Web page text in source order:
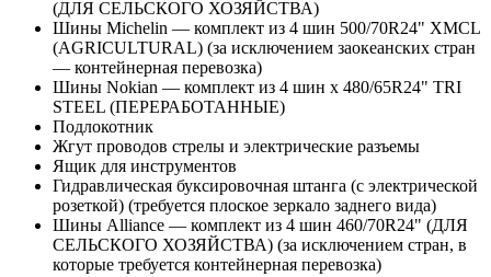
(ДЛЯ СЕЛЬСКОГО ХОЗЯЙСТВА)
Шины Michelin — комплект из 4 шин 500/70R24" XMCL
(AGRICULTURAL) (за исключением заокеанских стран
— контейнерная перевозка)
Шины Nokian — комплект из 4 шин x 480/65R24" TRI
STEEL (ПЕРЕРАБОТАННЫЕ)
Подлокотник
Жгут проводов стрелы и электрические разъемы
Ящик для инструментов
Гидравлическая буксировочная штанга (с электрической
розеткой) (требуется плоское зеркало заднего вида)
Шины Alliance — комплект из 4 шин 460/70R24" (ДЛЯ
СЕЛЬСКОГО ХОЗЯЙСТВА) (за исключением стран, в
которые требуется контейнерная перевозка)